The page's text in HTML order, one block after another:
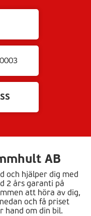
AB
och hjälper dig med
2 års garanti på
att höra av dig,
och få priset
hand om din bil.